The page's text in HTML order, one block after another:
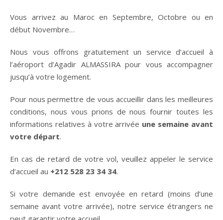
Vous arrivez au Maroc en Septembre, Octobre ou en
début Novembre…
Nous vous offrons gratuitement un service d’accueil à
l’aéroport d’Agadir ALMASSIRA pour vous accompagner
jusqu’à votre logement.
Pour nous permettre de vous accueillir dans les meilleures
conditions, nous vous prions de nous fournir toutes les
informations relatives à votre arrivée une semaine avant
votre départ.
En cas de retard de votre vol, veuillez appeler le service
d’accueil au +212 528 23 34 34.
Si votre demande est envoyée en retard (moins d’une
semaine avant votre arrivée), notre service étrangers ne